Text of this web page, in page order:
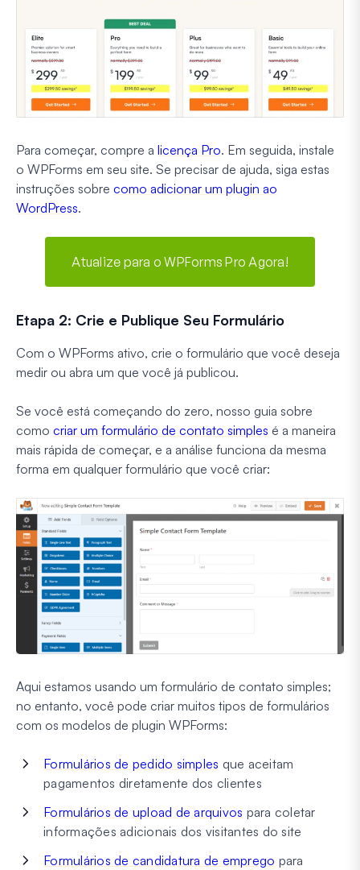
Para começar, compre a licença Pro. Em seguida, instale
o WPForms em seu site. Se precisar de ajuda, siga estas
instruções sobre como adicionar um plugin ao
WordPress.
Atualize para o WPForms Pro Agora!
Etapa 2: Crie e Publique Seu Formulário
Com o WPForms ativo, crie o formulário que você deseja
medir ou abra um que você já publicou.
Se você está começando do zero, nosso guia sobre
como criar um formulário de contato simples é a maneira
mais rápida de começar, e a análise funciona da mesma
forma em qualquer formulário que você criar:
Aqui estamos usando um formulário de contato simples;
no entanto, você pode criar muitos tipos de formulários
com os modelos de plugin WPForms:
Formulários de pedido simples que aceitam
pagamentos diretamente dos clientes
Formulários de upload de arquivos para coletar
informações adicionais dos visitantes do site
Formulários de candidatura de emprego para